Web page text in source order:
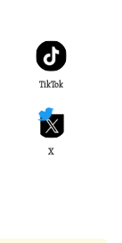
TikTok
X